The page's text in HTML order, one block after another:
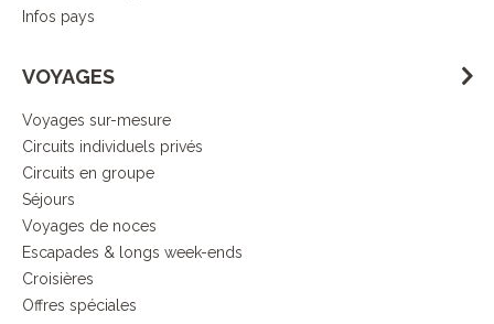
Infos pays
VOYAGES
Voyages sur-mesure
Circuits individuels privés
Circuits en groupe
Séjours
Voyages de noces
Escapades & longs week-ends
Croisières
Offres spéciales